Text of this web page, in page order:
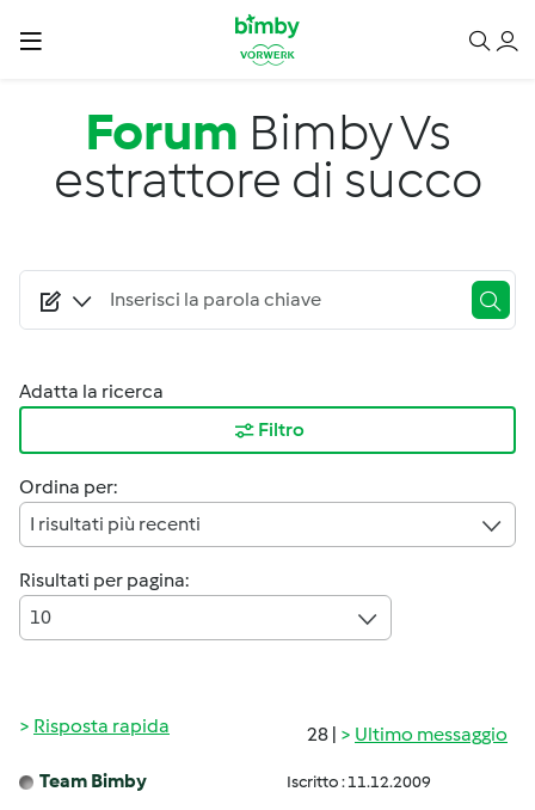
Salta al contenuto principale
Forum Bimby Vs
estrattore di succo
Adatta la ricerca
Filtro
Ordina per:
I risultati più recenti
Risultati per pagina:
10
28 | Ultimo messaggio
Risposta rapida
Team Bimby Iscritto : 11.12.2009